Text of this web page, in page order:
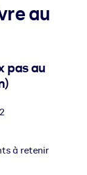
dans votre
au
pas au
à retenir